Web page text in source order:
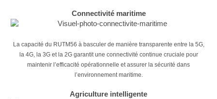
Connectivité maritime
La capacité du RUTM56 à basculer de manière transparente entre la 5G,
la 4G, la 3G et la 2G garantit une connectivité continue cruciale pour
maintenir l’efficacité opérationnelle et assurer la sécurité dans
l’environnement maritime.
Agriculture intelligente